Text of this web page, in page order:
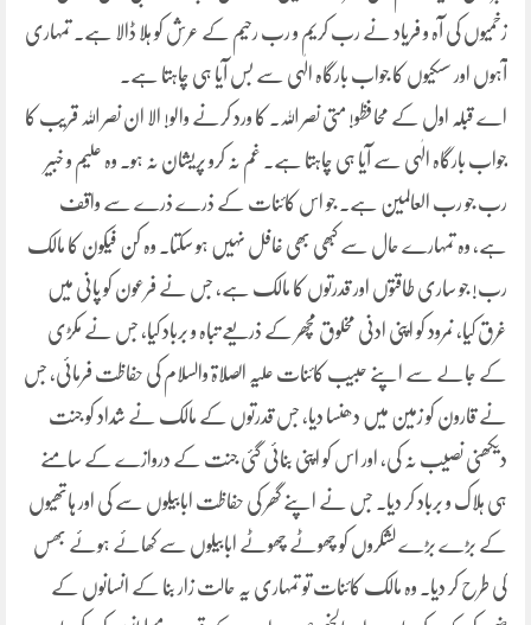
زخمیوں کی آہ و فریاد نے رب کریم و رب رحیم کے عرش کو ہلا ڈالا ہے۔ تمہاری
آہوں اور سسکیوں کا جواب بارگاہ الٰہی سے بس آیا ہی چاہتا ہے۔
اے قبلہ اول کے محافظو! متی نصر اللہ۔ کا ورد کرنے والو! الا ان نصر اللہ قریب کا
جواب بارگاہ الٰہی سے آیا ہی چاہتا ہے۔ غم نہ کرو پریشان نہ ہو۔ وہ علیم و خبیر
رب جو رب العالمین ہے۔ جو اس کائنات کے ذرے ذرے سے واقف
ہے، وہ تمہارے حال سے کبھی بھی غافل نہیں ہو سکتا۔ وہ کن فیکون کا مالک
رب! جو ساری طاقتوں اور قدرتوں کا مالک ہے، جس نے فرعون کو پانی میں
غرق کیا، نمرود کو اپنی ادنی مخلوق مچھر کے ذریعے تباہ و برباد کیا، جس نے مکڑی
کے جالے سے اپنے حبیب کائنات علیہ الصلاۃ والسلام کی حفاظت فرمائی، جس
نے قارون کو زمین میں دھنسا دیا، جس قدرتوں کے مالک نے شداد کو جنت
دیکھنی نصیب نہ کی، اور اس کو اپنی بنائی گئی جنت کے دروازے کے سامنے
ہی ہلاک و برباد کر دیا۔ جس نے اپنے گھر کی حفاظت ابابیلوں سے کی اور ہاتھیوں
کے بڑے بڑے لشکروں کو چھوٹے چھوٹے ابابیلوں سے کھائے ہوئے بھس
کی طرح کر دیا۔ وہ مالک کائنات تو تمہاری یہ حالت زار بنا کے انسانوں کے